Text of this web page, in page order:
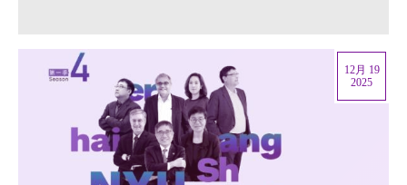
12月 19
2025